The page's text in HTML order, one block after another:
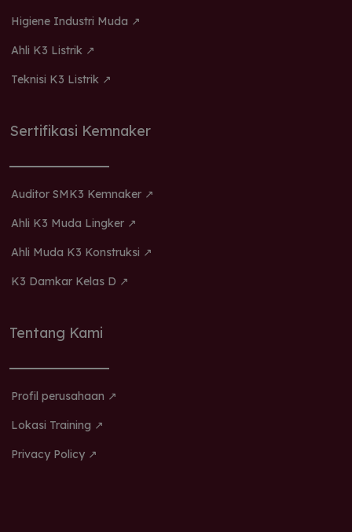
Higiene Industri Muda ↗
Ahli K3 Listrik ↗
Teknisi K3 Listrik ↗
Sertifikasi Kemnaker
Auditor SMK3 Kemnaker ↗
Ahli K3 Muda Lingker ↗
Ahli Muda K3 Konstruksi ↗
K3 Damkar Kelas D ↗
Tentang Kami
Profil perusahaan ↗
Lokasi Training ↗
Privacy Policy ↗